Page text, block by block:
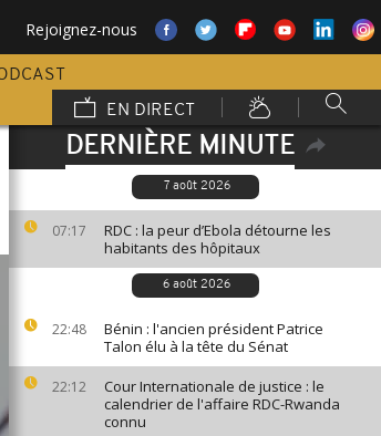
Rejoignez-nous
EN DIRECT
DERNIÈRE MINUTE
7 août 2026
07:17
RDC : la peur d’Ebola détourne les
habitants des hôpitaux
6 août 2026
22:48
Bénin : l'ancien président Patrice
Talon élu à la tête du Sénat
22:12
Cour Internationale de justice : le
calendrier de l'affaire RDC-Rwanda
connu